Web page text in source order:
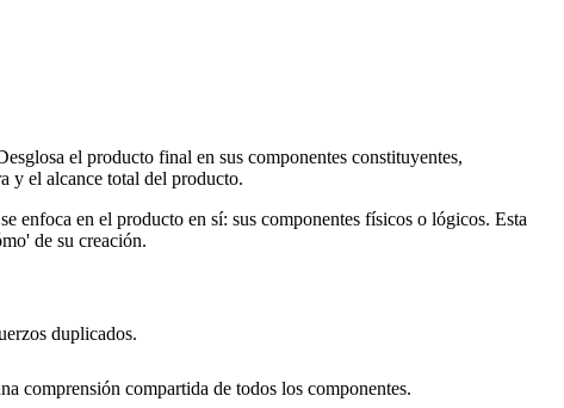
el producto final en sus componentes constituyentes,
y el alcance total del producto.
enfoca en el producto en sí: sus componentes físicos o lógicos. Esta
de su creación.
duplicados.
comprensión compartida de todos los componentes.